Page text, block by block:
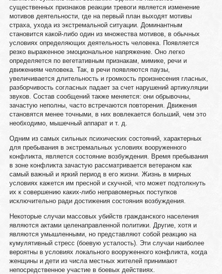
существенных признаков реакции тревоги является изменение
мотивов деятельности, где на первый план выходят мотивы
страха, ухода из экстремальной ситуации. Доминантным
становится какой-либо один из множества мотивов, в обычных
условиях определяющих деятельность человека. Появляется
резко выраженное эмоциональное напряжение. Оно легко
определяется по вегетативным признакам, мимике, речи и
движениям человека. Так, в речи появляются паузы,
увеличивается длительность и громкость произнесения гласных,
разборчивость согласных падает за счет нарушений артикуляции
звуков. Состав сообщений также меняется: они обрывочны,
зачастую неполны, часто встречаются повторения. Движения
становятся менее точными, в них вовлекается больший, чем это
необходимо, мышечный аппарат и т. д.
Одним из самых сильных психических состояний, характерных
для пребывания в экстремальных условиях вооруженного
конфликта, является состояние возбуждения. Время пребывания
в зоне конфликта зачастую рассматривается ветераном как
самый важный и яркий период в его жизни. Жизнь в мирных
условиях кажется им пресной и скучной, что может подтолкнуть
их к совершению каких-либо неправомерных поступков
исключительно ради достижения состояния возбуждения.
Некоторые случаи массовых убийств гражданского населения
являются актами целенаправленной политики. Другие, хотя и
являются умышленными, но представляют собой реакцию на
кумулятивный стресс (боевую усталость). Эти случаи наиболее
вероятны в условиях локального вооруженного конфликта, когда
женщины и дети из числа местных жителей принимают
непосредственное участие в боевых действиях.